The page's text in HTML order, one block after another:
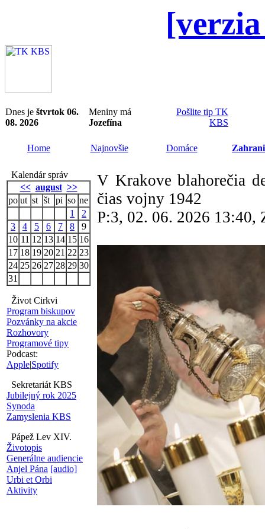
Dnes je štvrtok 06.
08. 2026
Meniny má
Jozefína
Pošlite tip TK
KBS
Home Najnovšie Domáce
Kalendár správ
<< august >>
po ut st št pi so ne
1
2
3
4 5 6 7 8
9
10 11 12 13 14 15 16
17 18 19 20 21 22 23
24 25 26 27 28 29 30
31
Život Cirkvi
Program biskupov
Pozvánky na akcie
Rozhovory
Programové tipy
Podcast:
Apple|Spotify
Sekretariát KBS
Jubilejný rok 2025
Synoda
Zamyslenia KBS
Pápež Lev XIV.
Životopis
Generálne audiencie
Anjel Pána [audio]
Urbi et Orbi
Aktivity
V Krakove blahorečia
čias vojny 1942
P:3, 02. 06. 2026 13:40,